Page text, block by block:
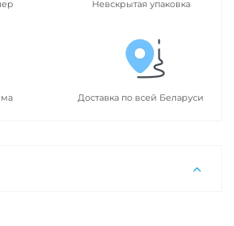
Невскрытая упаковка
Доставка по всей Беларуси